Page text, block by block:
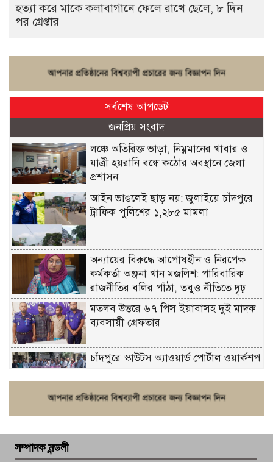
হত্যা করে মাকে কলাবাগানে ফেলে রাখে ছেলে, ৮ দিন
পর গ্রেপ্তার
সর্বশেষ আপডেট
জনপ্রিয় সংবাদ
লঞ্চে অতিরিক্ত ভাড়া, নিম্নমানের খাবার ও
যাত্রী হয়রানি বন্ধে কঠোর অবস্থানে জেলা
প্রশাসন
আইন ভাঙলেই ছাড় নয়: জুলাইয়ে চাঁদপুরে
ট্রাফিক পুলিশের ১,২৮৫ মামলা
অন্যায়ের বিরুদ্ধে আপোষহীন ও নিরপেক্ষ
কর্মকর্তা অঞ্জনা খান মজলিশ: পারিবারিক
রাজনীতির বলির পাঁঠা, তবুও নীতিতে দৃঢ়
মতলব উত্তরে ৬৭ পিস ইয়াবাসহ দুই মাদক
ব্যবসায়ী গ্রেফতার
চাঁদপুরে স্কাউটস অ্যাওয়ার্ড পোর্টাল ওয়ার্কশপ
সম্পাদক মন্ডলী